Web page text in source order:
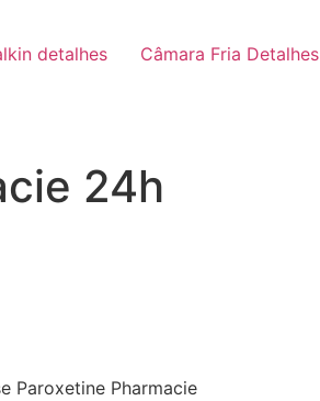
detalhes
Câmara Fria Detalhes
24h
Paroxetine Pharmacie